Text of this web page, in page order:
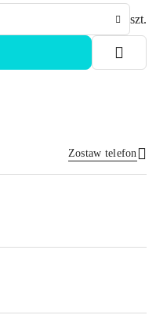
szt.
Zostaw telefon